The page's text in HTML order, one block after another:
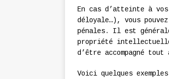
En cas d’atteinte à
déloyale…), vous
pénales. Il est
propriété
d’être accompagné
Voici quelques